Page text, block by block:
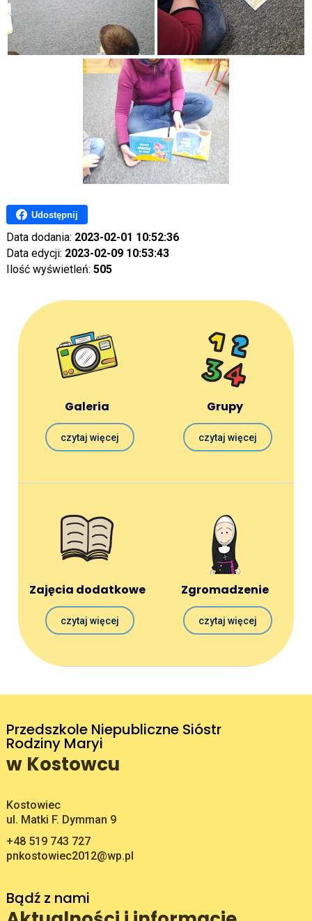
Udostępnij
Data dodania: 2023-02-01 10:52:36
Data edycji: 2023-02-09 10:53:43
Ilość wyświetleń: 505
Galeria
czytaj więcej
Grupy
czytaj więcej
Zajęcia dodatkowe
czytaj więcej
Zgromadzenie
czytaj więcej
Przedszkole Niepubliczne Sióstr
Rodziny Maryi
w Kostowcu
Adres pocztowy:
Kostowiec
ul. Matki F. Dymman 9
+48 519 743 727
pnkostowiec2012@wp.pl
Bądź z nami